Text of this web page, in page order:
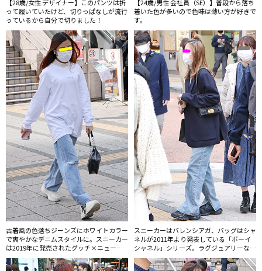
【28歳/女性 デザイナー】このパンツは折
って履いていたけど、切りっぱなしが流行
っているから自分で切りました！
【24歳/男性 会社員（SE）】普段から落ち
着いた色が多いので色味は薄い方が好きで
す。
古着風の色落ちジーンズにホワイトカラー
で爽やかなデニムスタイルに。スニーカー
は2019年に発売されたグッチ×ニューヨ
ーク・ヤンキースのコピー品のようにも見
える。
スニーカーはバレンシアガ、バッグはシャ
ネルが2011年より発表している「ボーイ
シャネル」シリーズ。ラグジュアリーな小
物で色落ちジーンズを格上げしていた。